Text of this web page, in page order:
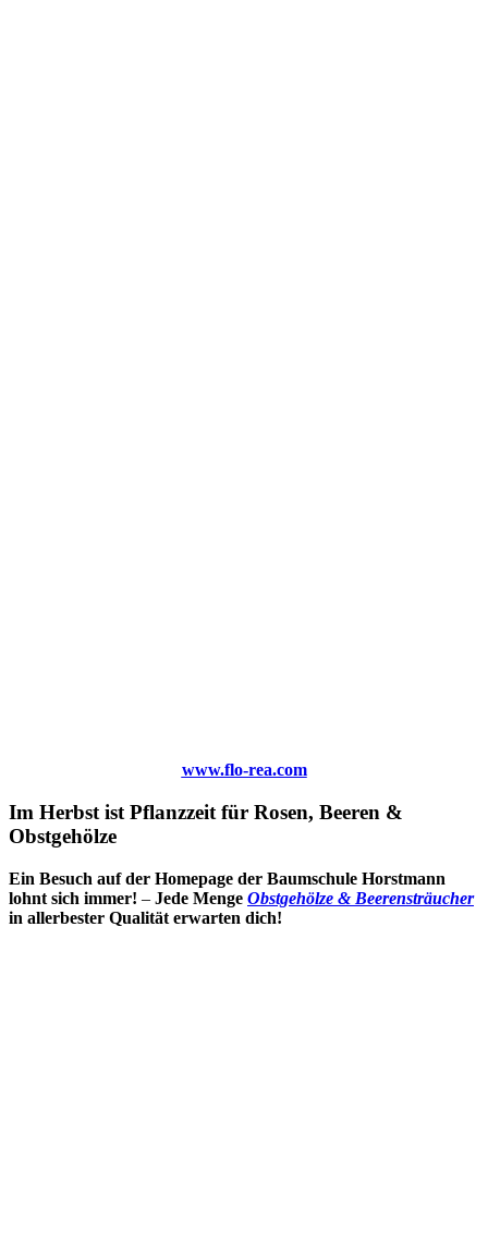
www.flo-rea.com
Im Herbst ist Pflanzzeit für Rosen, Beeren &
Obstgehölze
Ein Besuch auf der Homepage der Baumschule Horstmann
lohnt sich immer! – Jede Menge Obstgehölze & Beerensträucher
in allerbester Qualität erwarten dich!